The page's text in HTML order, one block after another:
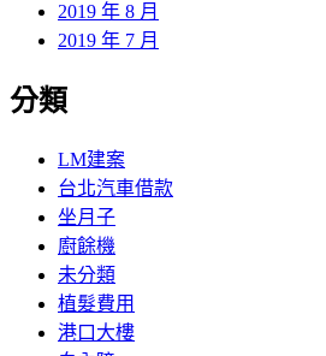
2019 年 8 月
2019 年 7 月
分類
LM建案
台北汽車借款
坐月子
廚餘機
未分類
植髮費用
港口大樓